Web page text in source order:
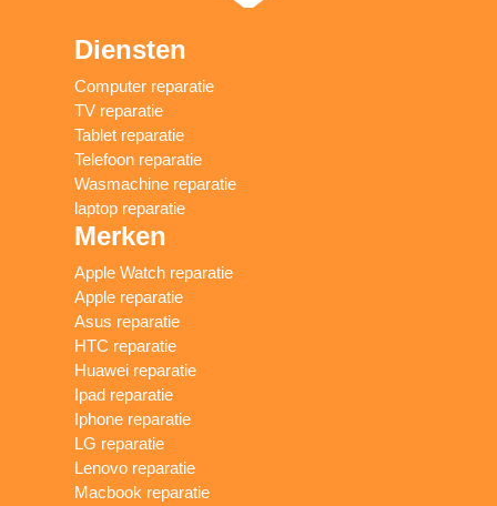
Diensten
Computer reparatie
TV reparatie
Tablet reparatie
Telefoon reparatie
Wasmachine reparatie
laptop reparatie
Merken
Apple Watch reparatie
Apple reparatie
Asus reparatie
HTC reparatie
Huawei reparatie
Ipad reparatie
Iphone reparatie
LG reparatie
Lenovo reparatie
Macbook reparatie